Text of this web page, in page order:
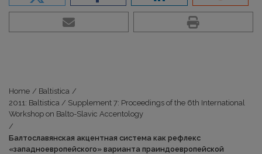
Home / Baltistica /
2011: Baltistica / Supplement 7: Proceedings of the 6th International
Workshop on Balto-Slavic Accentology
/
Балтославянская акцентная система как рефлекс
«западноевропейского» варианта праиндоевропейской